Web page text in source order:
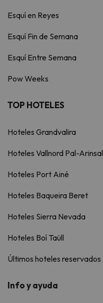
Esquí en Reyes
Esquí Fin de Semana
Esquí Entre Semana
Pow Weeks
TOP HOTELES
Hoteles Grandvalira
Hoteles Vallnord Pal-Arinsal
Hoteles Port Ainé
Hoteles Baqueira Beret
Hoteles Sierra Nevada
Hoteles Boí Taüll
Últimos hoteles reservados
Info y ayuda